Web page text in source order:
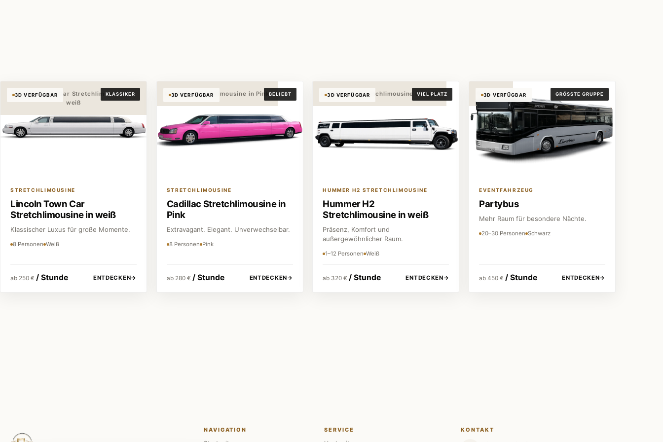
Lincoln Town Car Stretchlimousine in
weiß
3D VERFÜGBAR KLASSIKER
STRETCHLIMOUSINE
Lincoln Town Car
Stretchlimousine in weiß
Klassischer Luxus für große Momente.
8 Personen Weiß
ab 250 € / Stunde ENTDECKEN→
Cadillac Stretchlimousine in Pink
3D VERFÜGBAR BELIEBT
STRETCHLIMOUSINE
Cadillac Stretchlimousine in
Pink
Extravagant. Elegant. Unverwechselbar.
8 Personen Pink
ab 280 € / Stunde ENTDECKEN→
Hummer H2 Stretchlimousine in weiß
3D VERFÜGBAR VIEL PLATZ
HUMMER H2 STRETCHLIMOUSINE
Hummer H2
Stretchlimousine in weiß
Präsenz, Komfort und
außergewöhnlicher Raum.
1–12 Personen Weiß
ab 320 € / Stunde ENTDECKEN→
Partybus
3D VERFÜGBAR GRÖSSTE GRUPPE
EVENTFAHRZEUG
Partybus
Mehr Raum für besondere Nächte.
20–30 Personen Schwarz
ab 450 € / Stunde ENTDECKEN→
NAVIGATION SERVICE KONTAKT